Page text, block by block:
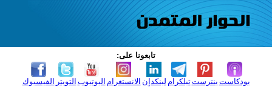
تابعونا على:
الفيسبوك التويتر اليوتيوب الانستغرام لينكدإن تيلكرامبنترست بودكاست